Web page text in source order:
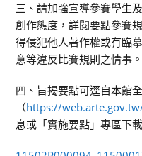
三、請加強宣導參賽學生
創作態度，詳閱要點參賽
得侵犯他人著作權或有臨
意等違反比賽規則之情事。
四、旨揭要點可逕自本館
（https://
息或「實施要點」專區下載